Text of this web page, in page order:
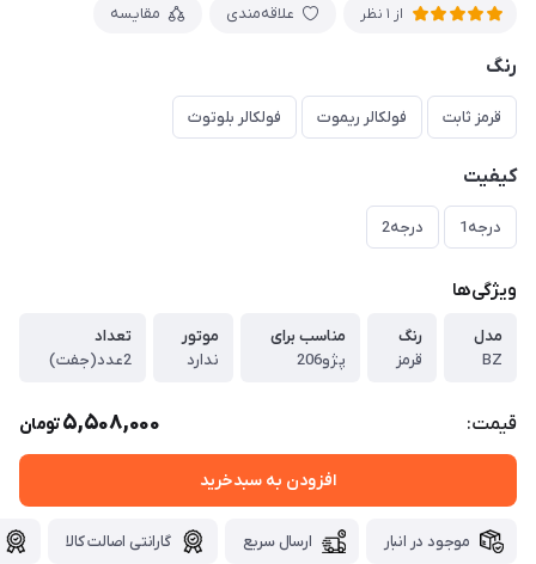
از 1 نظر علاقه‌مندی مقایسه
رنگ
قرمز ثابت فولکالر ریموت فولکالر بلوتوث
کیفیت
درجه1 درجه2
ویژگی‌ها
مدل
BZ
رنگ
قرمز
مناسب برای
پژو206
موتور
ندارد
تعداد
2عدد(جفت)
قیمت: 5,508,000تومان
افزودن به سبدخرید
موجود در انبار ارسال سریع گارانتی اصالت کالا